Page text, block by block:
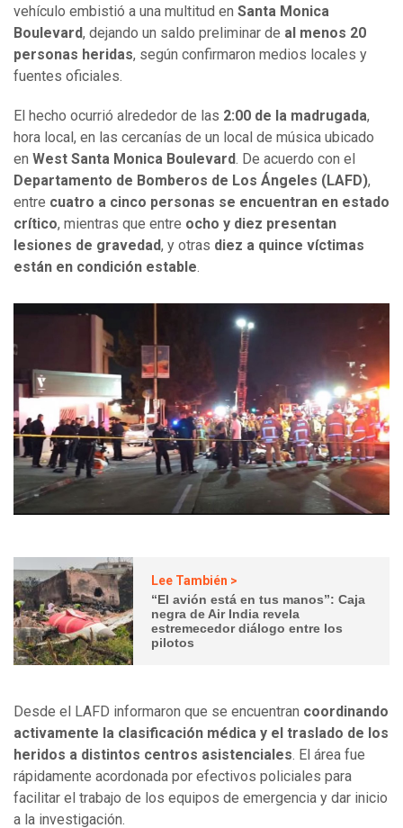
vehículo embistió a una multitud en Santa Monica
Boulevard, dejando un saldo preliminar de al menos 20
personas heridas, según confirmaron medios locales y
fuentes oficiales.
El hecho ocurrió alrededor de las 2:00 de la madrugada,
hora local, en las cercanías de un local de música ubicado
en West Santa Monica Boulevard. De acuerdo con el
Departamento de Bomberos de Los Ángeles (LAFD),
entre cuatro a cinco personas se encuentran en estado
crítico, mientras que entre ocho y diez presentan
lesiones de gravedad, y otras diez a quince víctimas
están en condición estable.
Lee También >
“El avión está en tus manos”: Caja
negra de Air India revela
estremecedor diálogo entre los
pilotos
Desde el LAFD informaron que se encuentran coordinando
activamente la clasificación médica y el traslado de los
heridos a distintos centros asistenciales. El área fue
rápidamente acordonada por efectivos policiales para
facilitar el trabajo de los equipos de emergencia y dar inicio
a la investigación.